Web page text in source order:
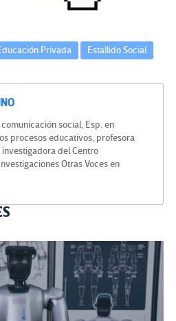
Privada Estallido Social
social, Esp. en
procesos educativos, profesora
del Centro
Otras Voces en